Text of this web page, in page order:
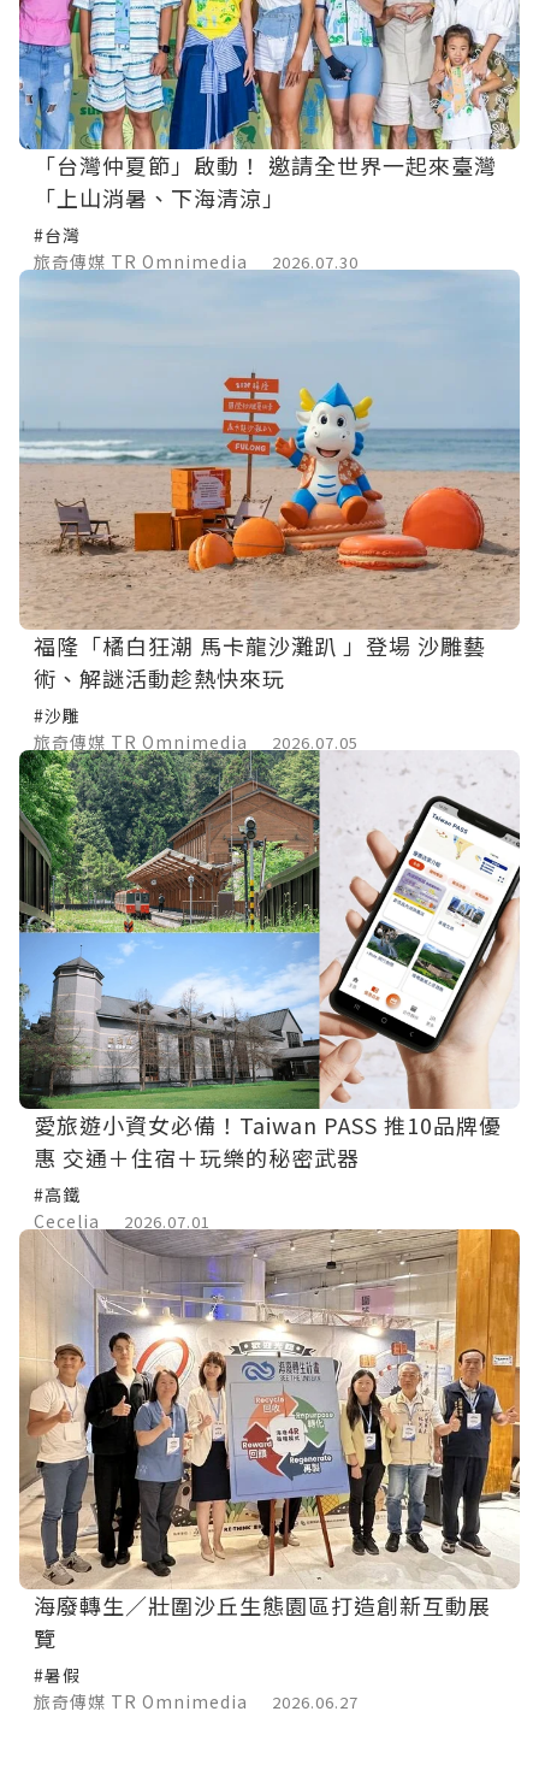
「台灣仲夏節」啟動！ 邀請全世界一起來臺灣
「上山消暑、下海清涼」
#台灣
旅奇傳媒 TR Omnimedia
2026.07.30
福隆「橘白狂潮 馬卡龍沙灘趴 」登場 沙雕藝
術、解謎活動趁熱快來玩
#沙雕
旅奇傳媒 TR Omnimedia
2026.07.05
愛旅遊小資女必備！Taiwan PASS 推10品牌優
惠 交通＋住宿＋玩樂的秘密武器
#高鐵
Cecelia
2026.07.01
海廢轉生／壯圍沙丘生態園區打造創新互動展
覽
#暑假
旅奇傳媒 TR Omnimedia
2026.06.27